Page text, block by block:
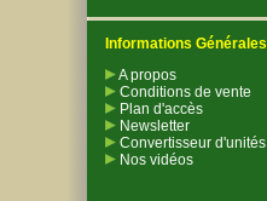
Informations Générales
A propos
Conditions de vente
Plan d'accès
Newsletter
Convertisseur d'unités
Nos vidéos